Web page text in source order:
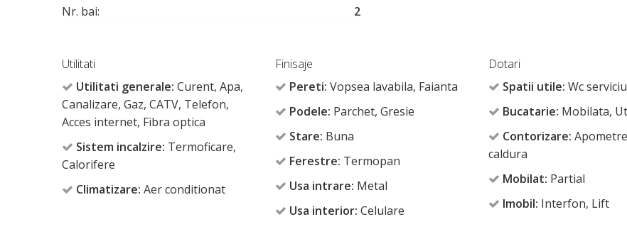
Nr. bai:
2
Utilitati
Utilitati generale: Curent, Apa,
Canalizare, Gaz, CATV, Telefon,
Acces internet, Fibra optica
Sistem incalzire: Termoficare,
Calorifere
Climatizare: Aer conditionat
Finisaje
Pereti: Vopsea lavabila, Faianta
Podele: Parchet, Gresie
Stare: Buna
Ferestre: Termopan
Usa intrare: Metal
Usa interior: Celulare
Dotari
Spatii utile: Wc
Bucatarie: Mobilata,
Contorizare:
caldura
Mobilat: Partial
Imobil: Interfon, Lift